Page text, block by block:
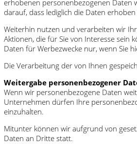
erhobenen personenbezogenen Daten
darauf, dass lediglich die Daten
Weiterhin nutzen und verarbeiten wir
Aktionen, die für Sie von Interesse sein
Daten für Werbezwecke nur, wenn Sie
Die Verarbeitung der von Ihnen
Weitergabe personenbezogener
Wenn wir personenbezogene Daten
Unternehmen dürfen Ihre
einzuhalten.
Mitunter können wir aufgrund von
Daten an Dritte statt.